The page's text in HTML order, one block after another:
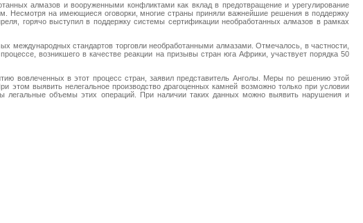
алмазов и вооруженными конфликтами как вклад в предотвращение и урегулирование
Несмотря на имеющиеся оговорки, многие страны приняли важнейшие решения в поддержку
горячо выступил в поддержку системы сертификации необработанных алмазов в рамках
международных стандартов торговли необработанными алмазами. Отмечалось, в частности,
возникшего в качестве реакции на призывы стран юга Африки, участвует порядка 50
вовлеченных в этот процесс стран, заявил представитель Анголы. Меры по решению этой
выявить нелегальное производство драгоценных камней возможно только при условии
легальные объемы этих операций. При наличии таких данных можно выявить нарушения и